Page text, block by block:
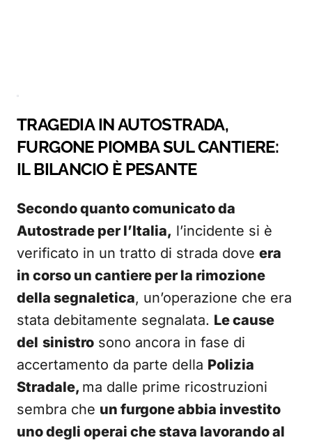
TRAGEDIA IN AUTOSTRADA,
FURGONE PIOMBA SUL CANTIERE:
IL BILANCIO È PESANTE
Secondo quanto comunicato da
Autostrade per l’Italia, l’incidente si è
verificato in un tratto di strada dove era
in corso un cantiere per la rimozione
della segnaletica, un’operazione che era
stata debitamente segnalata. Le cause
del sinistro sono ancora in fase di
accertamento da parte della Polizia
Stradale, ma dalle prime ricostruzioni
sembra che un furgone abbia investito
uno degli operai che stava lavorando al